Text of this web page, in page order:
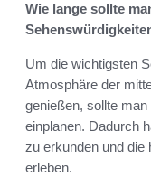
Wie lange sollte
Um die wichtigsten
Atmosphäre der
genießen, sollte
einplanen. Dadurch
zu erkunden und
erleben.